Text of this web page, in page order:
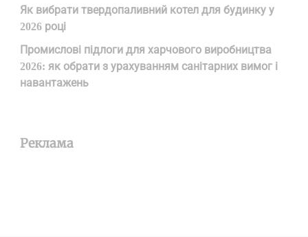
Як вибрати твердопаливний котел для будинку у
2026 році
Промислові підлоги для харчового виробництва
2026: як обрати з урахуванням санітарних вимог і
навантажень
Реклама